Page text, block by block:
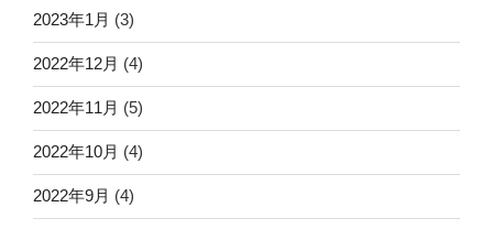
2023年1月 (3)
2022年12月 (4)
2022年11月 (5)
2022年10月 (4)
2022年9月 (4)